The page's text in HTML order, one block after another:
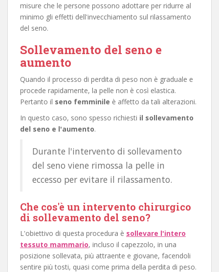
misure che le persone possono adottare per ridurre al
minimo gli effetti dell'invecchiamento sul rilassamento
del seno.
Sollevamento del seno e
aumento
Quando il processo di perdita di peso non è graduale e
procede rapidamente, la pelle non è così elastica.
Pertanto il seno femminile è affetto da tali alterazioni.
In questo caso, sono spesso richiesti il sollevamento
del seno e l'aumento.
Durante l'intervento di sollevamento
del seno viene rimossa la pelle in
eccesso per evitare il rilassamento.
Che cos'è un intervento chirurgico
di sollevamento del seno?
L'obiettivo di questa procedura è sollevare l'intero
tessuto mammario, incluso il capezzolo, in una
posizione sollevata, più attraente e giovane, facendoli
sentire più tosti, quasi come prima della perdita di peso.